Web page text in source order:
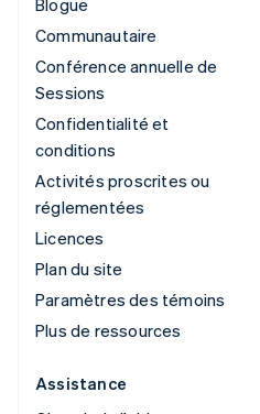
Blogue
Communautaire
Conférence annuelle de
Sessions
Confidentialité et
conditions
Activités proscrites ou
réglementées
Licences
Plan du site
Paramètres des témoins
Plus de ressources
Assistance